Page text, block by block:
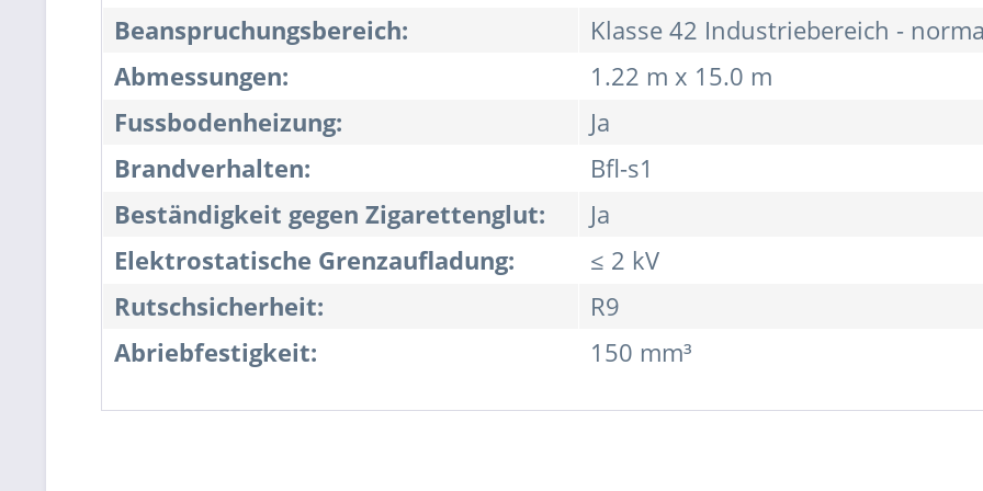
Beanspruchungsbereich:
Klasse 42 Industriebereich -
Abmessungen:
1.22 m x 15.0 m
Fussbodenheizung:
Ja
Brandverhalten:
Bfl-s1
Beständigkeit gegen Zigarettenglut:
Ja
Elektrostatische Grenzaufladung:
≤ 2 kV
Rutschsicherheit:
R9
Abriebfestigkeit:
150 mm³